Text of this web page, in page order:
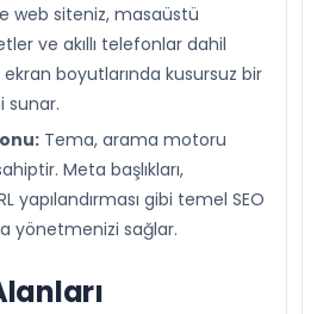
web siteniz, masaüstü
ve akıllı telefonlar dahil
boyutlarında kusursuz bir
sunar.
Tema, arama motoru
Meta başlıkları,
yapılandırması gibi temel SEO
yönetmenizi sağlar.